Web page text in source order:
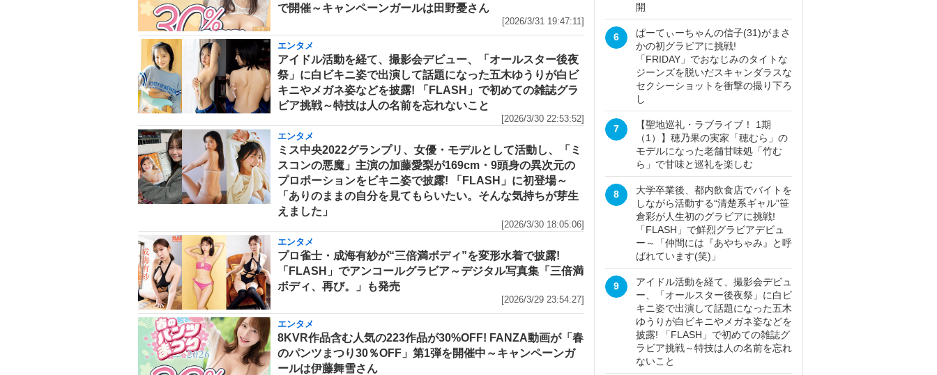
で開催～キャンペーンガールは田野憂さん
[2026/3/31 19:47:11]
エンタメ
アイドル活動を経て、撮影会デビュー、「オールスター後夜
祭」に白ビキニ姿で出演して話題になった五木ゆうりが白ビ
キニやメガネ姿などを披露! 「FLASH」で初めての雑誌グラ
ビア挑戦～特技は人の名前を忘れないこと
[2026/3/30 22:53:52]
エンタメ
ミス中央2022グランプリ、女優・モデルとして活動し、「ミ
スコンの悪魔」主演の加藤愛梨が169cm・9頭身の異次元の
プロポーションをビキニ姿で披露! 「FLASH」に初登場～
「ありのままの自分を見てもらいたい。そんな気持ちが芽生
えました」
[2026/3/30 18:05:06]
エンタメ
プロ雀士・成海有紗が“三倍満ボディ”を変形水着で披露!
「FLASH」でアンコールグラビア～デジタル写真集「三倍満
ボディ、再び。」も発売
[2026/3/29 23:54:27]
エンタメ
8KVR作品含む人気の223作品が30%OFF! FANZA動画が「春
のパンツまつり30％OFF」第1弾を開催中～キャンペーンガ
ールは伊藤舞雪さん
開
6
ぱーてぃーちゃんの信子(31)がまさ
かの初グラビアに挑戦!
「FRIDAY」でおなじみのタイトな
ジーンズを脱いだスキャンダラスな
セクシーショットを衝撃の撮り下ろ
し
7
【聖地巡礼・ラブライブ！ 1期
（1）】穂乃果の実家「穂むら」の
モデルになった老舗甘味処「竹む
ら」で甘味と巡礼を楽しむ
8
大学卒業後、都内飲食店でバイトを
しながら活動する“清楚系ギャル”笹
倉彩が人生初のグラビアに挑戦!
「FLASH」で鮮烈グラビアデビュ
ー～「仲間には『あやちゃみ』と呼
ばれています(笑)」
9
アイドル活動を経て、撮影会デビュ
ー、「オールスター後夜祭」に白ビ
キニ姿で出演して話題になった五木
ゆうりが白ビキニやメガネ姿などを
披露! 「FLASH」で初めての雑誌グ
ラビア挑戦～特技は人の名前を忘れ
ないこと